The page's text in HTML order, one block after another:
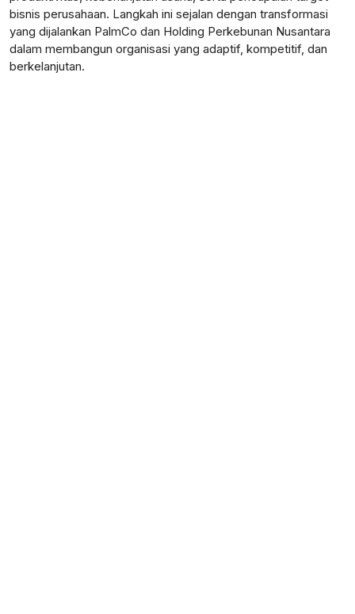
bisnis perusahaan. Langkah ini sejalan dengan transformasi
yang dijalankan PalmCo dan Holding Perkebunan Nusantara
dalam membangun organisasi yang adaptif, kompetitif, dan
berkelanjutan.